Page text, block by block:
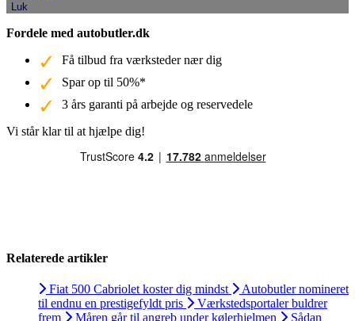
Luk
Fordele med autobutler.dk
Få tilbud fra værksteder nær dig
Spar op til 50%*
3 års garanti på arbejde og reservedele
Vi står klar til at hjælpe dig!
Relaterede artikler
Fiat 500 Cabriolet koster dig mindst
Autobutler nomineret
til endnu en prestigefyldt pris
Værkstedsportaler buldrer
frem
Måren går til angreb under kølerhjelmen
Sådan